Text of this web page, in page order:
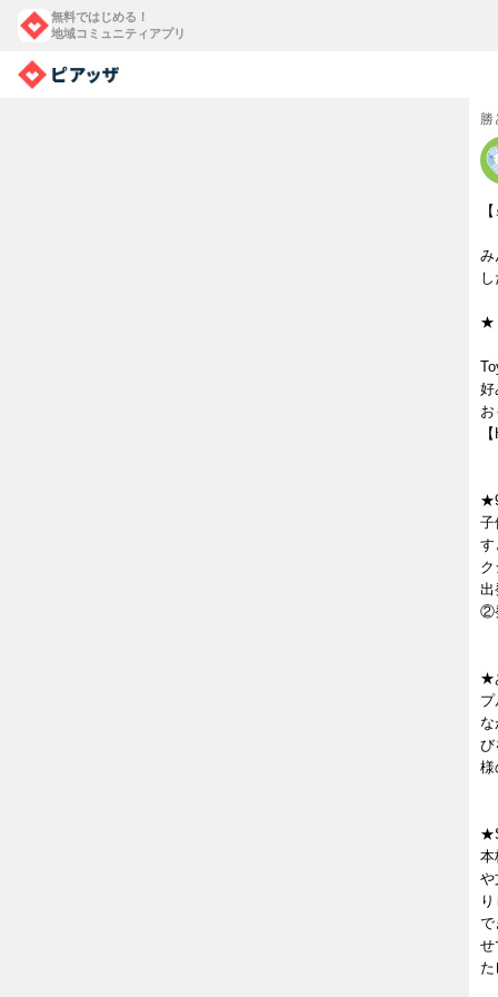
無料ではじめる！
地域コミュニティアプリ
勝
み
★
好
子
す
出
②
★
な
び
様
本
や
で
せ